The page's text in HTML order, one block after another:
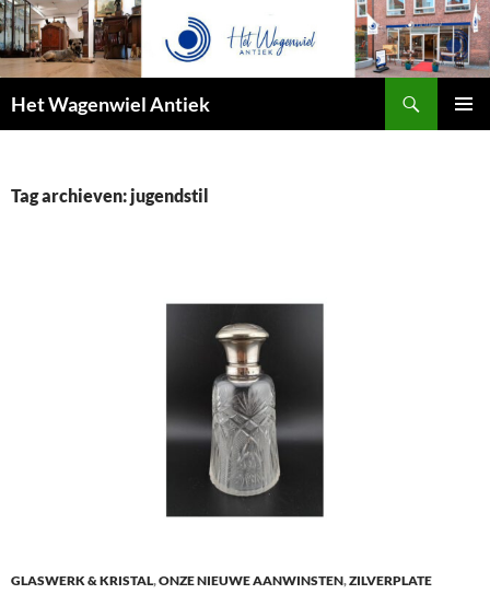
Het Wagenwiel Antiek
Tag archieven: jugendstil
GLASWERK & KRISTAL,ONZE NIEUWE AANWINSTEN,ZILVERPLATE